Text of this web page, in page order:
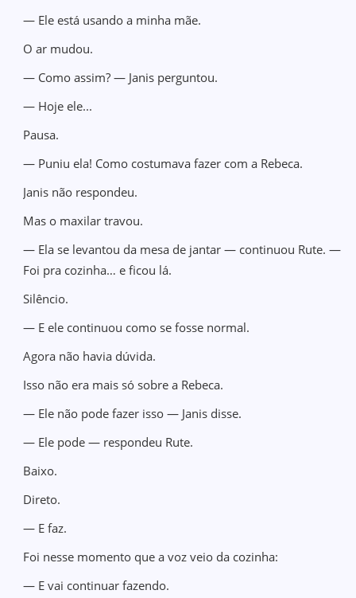
— Ele está usando a minha mãe.
O ar mudou.
— Como assim? — Janis perguntou.
— Hoje ele...
Pausa.
— Puniu ela! Como costumava fazer com a Rebeca.
Janis não respondeu.
Mas o maxilar travou.
— Ela se levantou da mesa de jantar — continuou Rute. —
Foi pra cozinha… e ficou lá.
Silêncio.
— E ele continuou como se fosse normal.
Agora não havia dúvida.
Isso não era mais só sobre a Rebeca.
— Ele não pode fazer isso — Janis disse.
— Ele pode — respondeu Rute.
Baixo.
Direto.
— E faz.
Foi nesse momento que a voz veio da cozinha:
— E vai continuar fazendo.